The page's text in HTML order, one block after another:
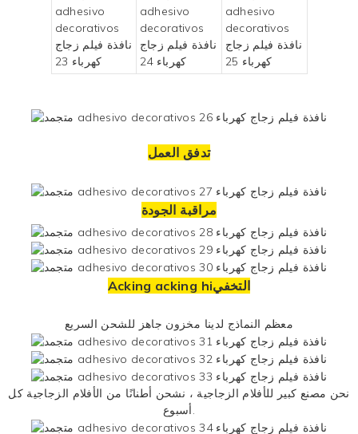
تدفق العمل
مراقبة الجودة
Acking acking hiالتخفي
معظم النماذج لدينا مخزون جاهز للشحن السريع
نحن مصنع كبير للأفلام الزجاجية ، نشحن أطنانًا من الأفلام الزجاجية كل
أسبوع.